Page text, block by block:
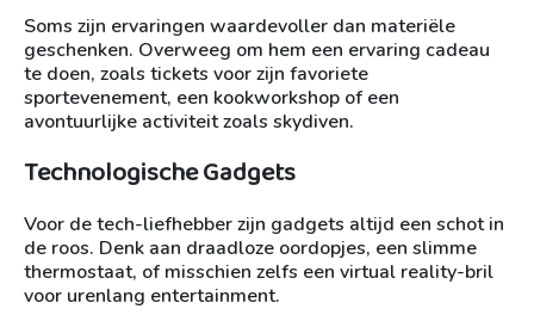
Soms zijn ervaringen waardevoller dan materiële
geschenken. Overweeg om hem een ​​ervaring cadeau
te doen, zoals tickets voor zijn favoriete
sportevenement, een kookworkshop of een
avontuurlijke activiteit zoals skydiven.
Technologische Gadgets
Voor de tech-liefhebber zijn gadgets altijd een schot in
de roos. Denk aan draadloze oordopjes, een slimme
thermostaat, of misschien zelfs een virtual reality-bril
voor urenlang entertainment.